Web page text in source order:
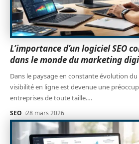
L’importance d’un logiciel SEO
dans le monde du marketing
Dans le paysage en constante évolution
visibilité en ligne est devenue une
entreprises de toute taille.…
SEO 28 mars 2026